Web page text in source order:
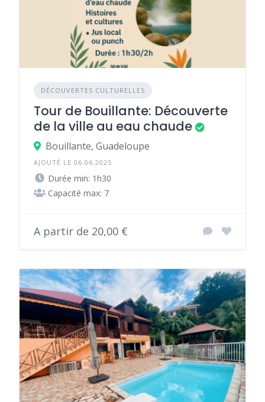
DÉCOUVERTES CULTURELLES
Tour de Bouillante: Découverte
de la ville au eau chaude
Bouillante, Guadeloupe
AJOUTÉ LE 06.06.2025
Durée min: 1h30
Capacité max: 7
A partir de 20,00 €